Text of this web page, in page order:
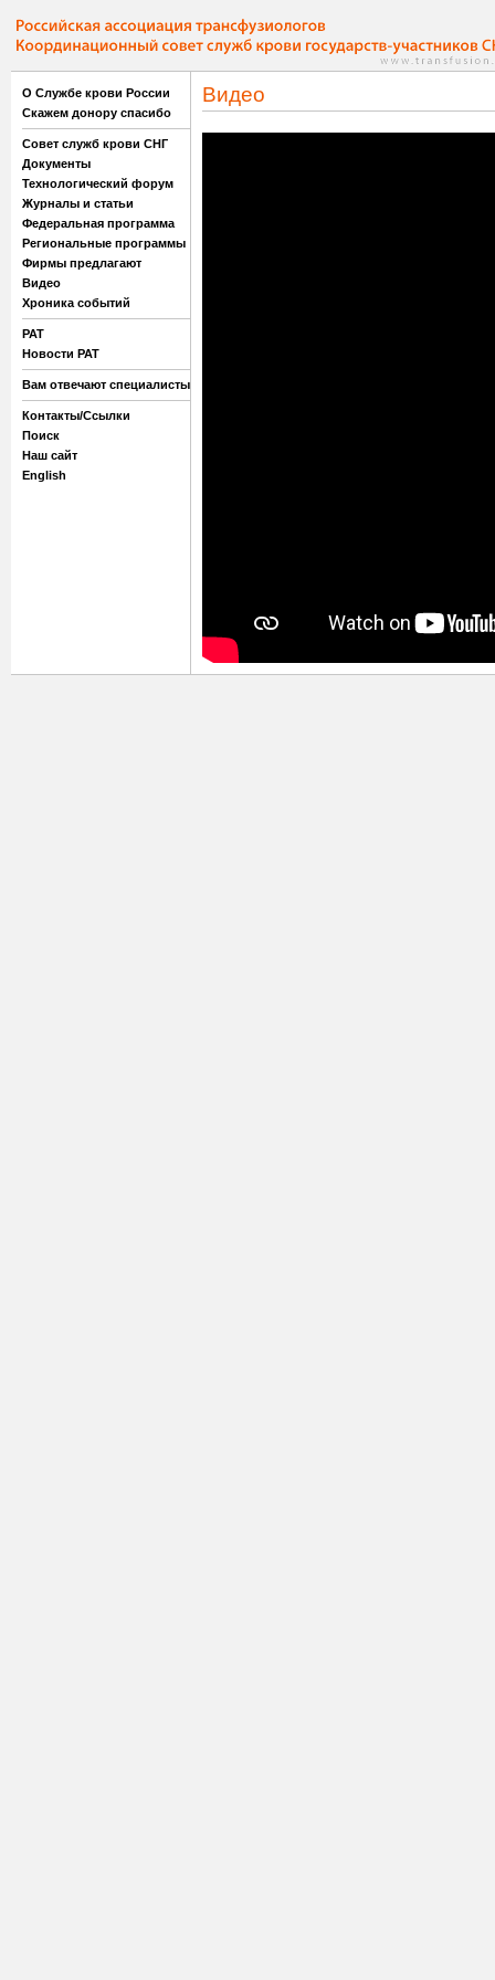
О Службе крови России
Скажем донору спасибо
Совет служб крови СНГ
Документы
Технологический форум
Журналы и статьи
Федеральная программа
Региональные программы
Фирмы предлагают
Видео
Хроника событий
РАТ
Новости РАТ
Вам отвечают специалисты
Контакты/Ссылки
Поиск
Наш сайт
English
Видео